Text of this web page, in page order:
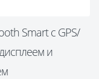
Smart с GPS/
и